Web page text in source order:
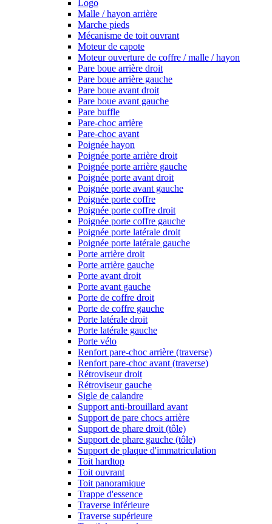
Logo
Malle / hayon arrière
Marche pieds
Mécanisme de toit ouvrant
Moteur de capote
Moteur ouverture de coffre / malle / hayon
Pare boue arrière droit
Pare boue arrière gauche
Pare boue avant droit
Pare boue avant gauche
Pare buffle
Pare-choc arrière
Pare-choc avant
Poignée hayon
Poignée porte arrière droit
Poignée porte arrière gauche
Poignée porte avant droit
Poignée porte avant gauche
Poignée porte coffre
Poignée porte coffre droit
Poignée porte coffre gauche
Poignée porte latérale droit
Poignée porte latérale gauche
Porte arrière droit
Porte arrière gauche
Porte avant droit
Porte avant gauche
Porte de coffre droit
Porte de coffre gauche
Porte latérale droit
Porte latérale gauche
Porte vélo
Renfort pare-choc arrière (traverse)
Renfort pare-choc avant (traverse)
Rétroviseur droit
Rétroviseur gauche
Sigle de calandre
Support anti-brouillard avant
Support de pare chocs arrière
Support de phare droit (tôle)
Support de phare gauche (tôle)
Support de plaque d'immatriculation
Toit hardtop
Toit ouvrant
Toit panoramique
Trappe d'essence
Traverse inférieure
Traverse supérieure